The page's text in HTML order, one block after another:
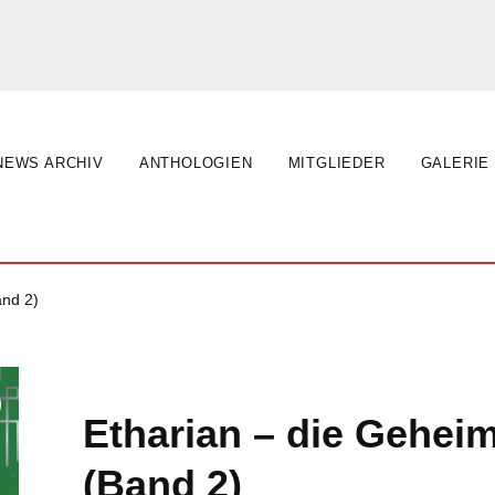
ARCHIV ANTHOLOGIEN MITGLIEDER GALERIE
2)
Etharian – die
(Band 2)